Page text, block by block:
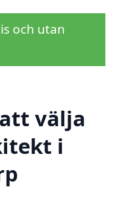
och utan
välja
i